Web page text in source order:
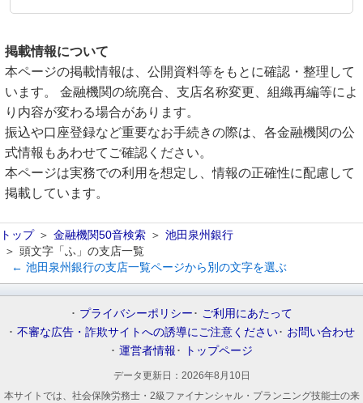
掲載情報について
本ページの掲載情報は、公開資料等をもとに確認・整理して
います。 金融機関の統廃合、支店名称変更、組織再編等によ
り内容が変わる場合があります。
振込や口座登録など重要なお手続きの際は、各金融機関の公
式情報もあわせてご確認ください。
本ページは実務での利用を想定し、情報の正確性に配慮して
掲載しています。
トップ 金融機関50音検索
池田泉州銀行
頭文字「ふ」の支店一覧
← 池田泉州銀行の支店一覧ページから別の文字を選ぶ
プライバシーポリシー
ご利用にあたって
不審な広告・詐欺サイトへの誘導にご注意ください
お問い合わせ
運営者情報
トップページ
データ更新日： 2026年8月10日
本サイトでは、社会保険労務士・2級ファイナンシャル・プランニング技能士の来